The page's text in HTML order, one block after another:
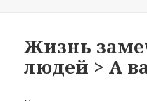
Жизнь
людей > А